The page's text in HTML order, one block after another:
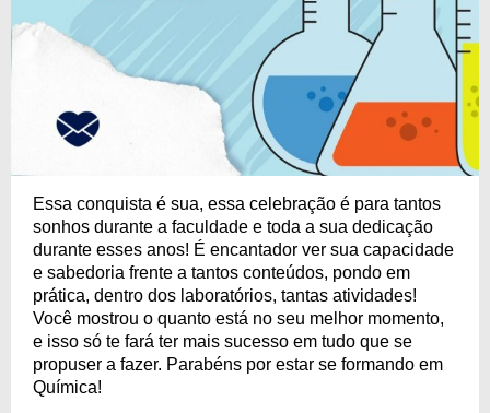
Essa conquista é sua, essa celebração é para tantos
sonhos durante a faculdade e toda a sua dedicação
durante esses anos! É encantador ver sua capacidade
e sabedoria frente a tantos conteúdos, pondo em
prática, dentro dos laboratórios, tantas atividades!
Você mostrou o quanto está no seu melhor momento,
e isso só te fará ter mais sucesso em tudo que se
propuser a fazer. Parabéns por estar se formando em
Química!